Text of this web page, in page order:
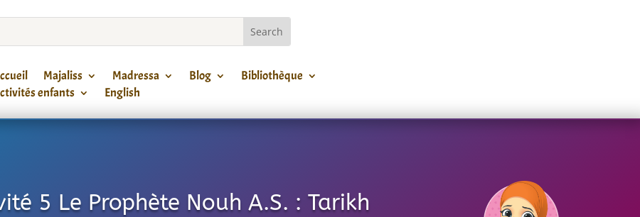
Majaliss Madressa Blog
Bibliothèque
enfants
English
5 Le Prophète Nouh A.S. : Tarikh